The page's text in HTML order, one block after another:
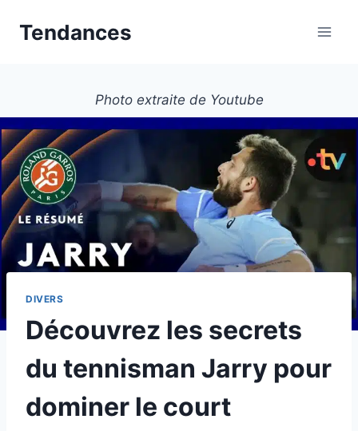
Tendances
Photo extraite de Youtube
DIVERS
Découvrez les secrets
du tennisman Jarry pour
dominer le court